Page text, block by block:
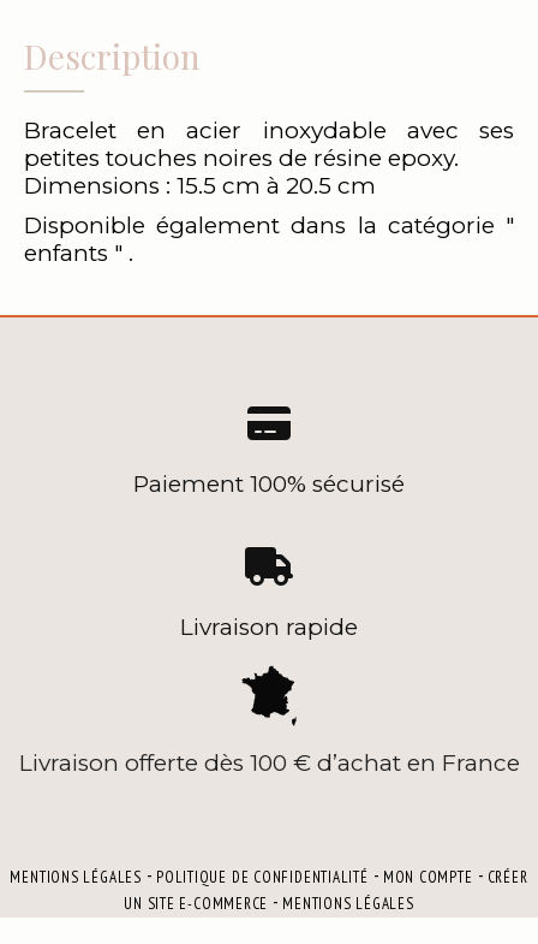
Description
Bracelet en acier inoxydable avec ses
petites touches noires de résine epoxy.
Dimensions : 15.5 cm à 20.5 cm
Disponible également dans la catégorie "
enfants " .

Paiement 100% sécurisé

Livraison rapide
Livraison offerte dès 100 € d’achat en France
MENTIONS LÉGALES POLITIQUE DE CONFIDENTIALITÉ MON COMPTE
CRÉER
UN SITE E-COMMERCE
MENTIONS LÉGALES